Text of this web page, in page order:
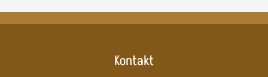
Kontakt